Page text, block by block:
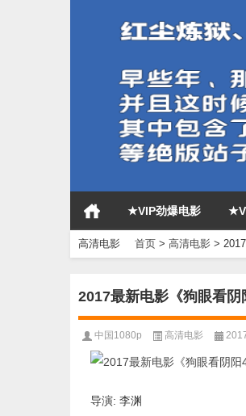
★VIP劲爆电影
高清电影 首页 > 高清电影 >
2017最新电影《狗眼看
中国1080p 高清电影
导演: 李渊